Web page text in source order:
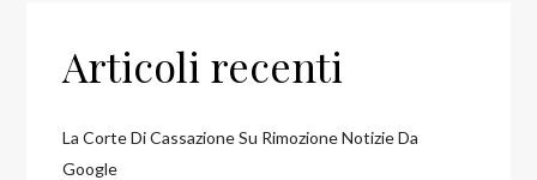
Articoli recenti
La Corte Di Cassazione Su Rimozione Notizie Da
Google